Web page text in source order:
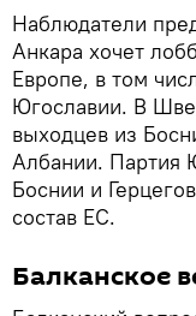
Наблюдатели
Анкара хочет
Европе, в том
Югославии. В
выходцев из
Албании. Партия
Боснии и
состав ЕС.
Балканское